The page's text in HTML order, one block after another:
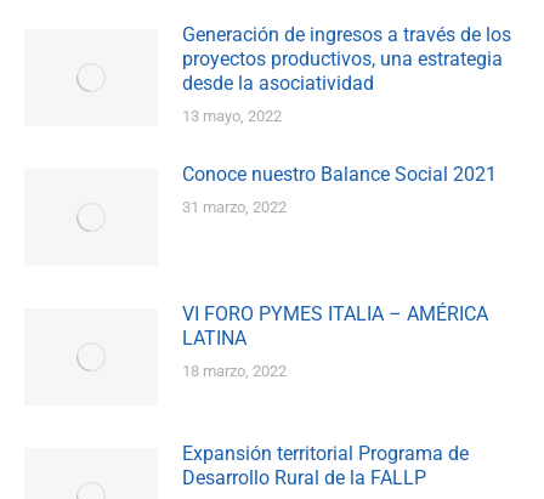
Generación de ingresos a través de los
proyectos productivos, una estrategia
desde la asociatividad
13 mayo, 2022
Conoce nuestro Balance Social 2021
31 marzo, 2022
VI FORO PYMES ITALIA – AMÉRICA
LATINA
18 marzo, 2022
Expansión territorial Programa de
Desarrollo Rural de la FALLP